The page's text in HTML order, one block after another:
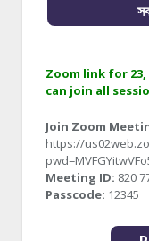
Zoom link for 23,
can join all
Join Zoom
https://
Meeting ID: 820
Passcode: 12345